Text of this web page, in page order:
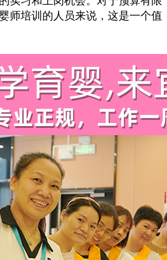
师培训的人员来说，这是一个值